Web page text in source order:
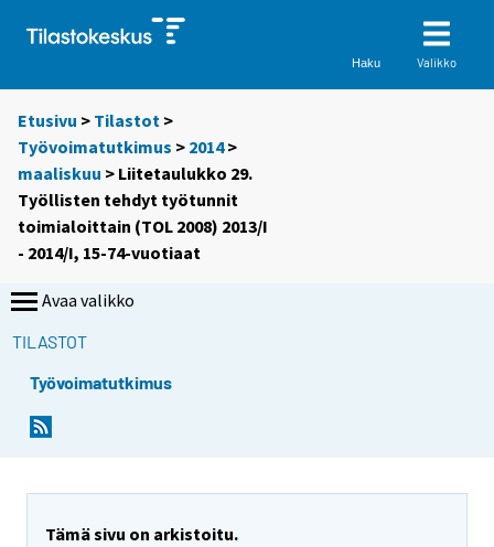
Haku Valikko
Etusivu > Tilastot >
Työvoimatutkimus > 2014>
maaliskuu > Liitetaulukko 29.
Työllisten tehdyt työtunnit
toimialoittain (TOL 2008) 2013/I
- 2014/I, 15-74-vuotiaat
Avaa valikko
TILASTOT
Työvoimatutkimus
Tämä sivu on arkistoitu.